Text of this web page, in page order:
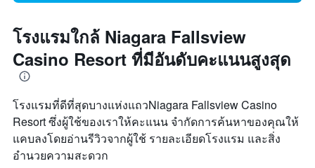
โรงแรมใกล้ Niagara Fallsview
Casino Resort ที่มีอันดับคะแนนสูงสุด
โรงแรมที่ดีที่สุดบางแห่งแถวNiagara Fallsview Casino
Resort ซึ่งผู้ใช้ของเราให้คะแนน จำกัดการค้นหาของคุณให้
แคบลงโดยอ่านรีวิวจากผู้ใช้ รายละเอียดโรงแรม และสิ่ง
อำนวยความสะดวก